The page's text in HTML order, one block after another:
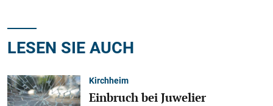
LESEN SIE AUCH
Kirchheim
Einbruch bei Juwelier